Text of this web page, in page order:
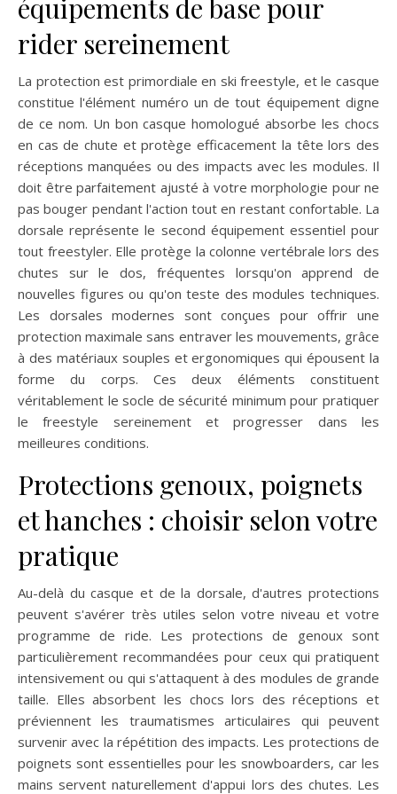
équipements de base pour
rider sereinement
La protection est primordiale en ski freestyle, et le casque
constitue l'élément numéro un de tout équipement digne
de ce nom. Un bon casque homologué absorbe les chocs
en cas de chute et protège efficacement la tête lors des
réceptions manquées ou des impacts avec les modules. Il
doit être parfaitement ajusté à votre morphologie pour ne
pas bouger pendant l'action tout en restant confortable. La
dorsale représente le second équipement essentiel pour
tout freestyler. Elle protège la colonne vertébrale lors des
chutes sur le dos, fréquentes lorsqu'on apprend de
nouvelles figures ou qu'on teste des modules techniques.
Les dorsales modernes sont conçues pour offrir une
protection maximale sans entraver les mouvements, grâce
à des matériaux souples et ergonomiques qui épousent la
forme du corps. Ces deux éléments constituent
véritablement le socle de sécurité minimum pour pratiquer
le freestyle sereinement et progresser dans les
meilleures conditions.
Protections genoux, poignets
et hanches : choisir selon votre
pratique
Au-delà du casque et de la dorsale, d'autres protections
peuvent s'avérer très utiles selon votre niveau et votre
programme de ride. Les protections de genoux sont
particulièrement recommandées pour ceux qui pratiquent
intensivement ou qui s'attaquent à des modules de grande
taille. Elles absorbent les chocs lors des réceptions et
préviennent les traumatismes articulaires qui peuvent
survenir avec la répétition des impacts. Les protections de
poignets sont essentielles pour les snowboarders, car les
mains servent naturellement d'appui lors des chutes. Les